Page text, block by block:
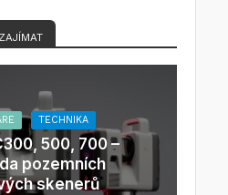
TECHNIKA
500, 700 –
pozemních
skenerů